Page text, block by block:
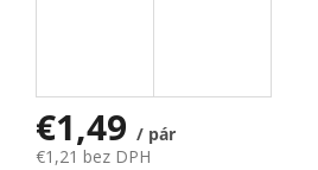
€1,49 / pár
€1,21 bez DPH